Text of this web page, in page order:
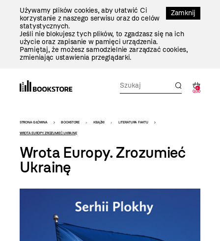
Zamknij
Używamy plików cookies, aby ułatwić Ci
korzystanie z naszego serwisu oraz do celów
statystycznych.
Jeśli nie blokujesz tych plików, to zgadzasz się na ich
użycie oraz zapisanie w pamięci urządzenia.
Pamiętaj, że możesz samodzielnie zarządzać cookies,
zmieniając ustawienia przeglądarki.
0
0,00
Bookstore
-
szablon
szczegóły
STRONA GŁÓWNA BOOKSTORE KSIĄŻKI LITERATURA FAKTU
WROTA EUROPY. ZROZUMIEĆ UKRAINĘ
Wrota Europy. Zrozumieć
Ukrainę